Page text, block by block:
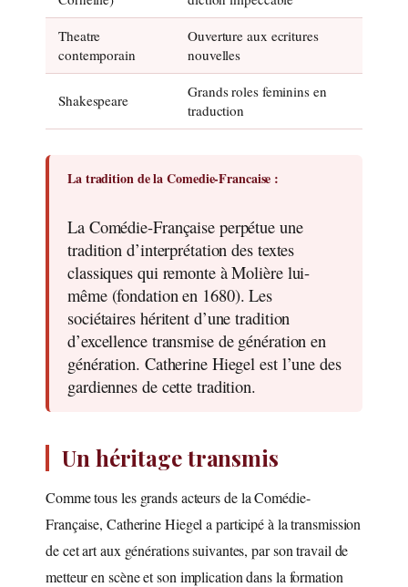
Theatre
contemporain
Ouverture aux ecritures
nouvelles
Shakespeare
Grands roles feminins en
traduction
La tradition de la Comedie-Francaise :
La Comédie-Française perpétue une
tradition d’interprétation des textes
classiques qui remonte à Molière lui-
même (fondation en 1680). Les
sociétaires héritent d’une tradition
d’excellence transmise de génération en
génération. Catherine Hiegel est l’une des
gardiennes de cette tradition.
Un héritage transmis
Comme tous les grands acteurs de la Comédie-
Française, Catherine Hiegel a participé à la transmission
de cet art aux générations suivantes, par son travail de
metteur en scène et son implication dans la formation